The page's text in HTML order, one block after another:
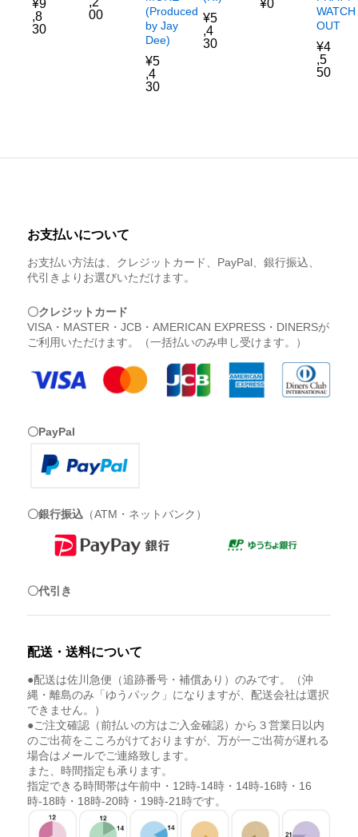
¥9
,8
30
00
(Produced
by Jay
Dee)
¥5
,4
30
¥5
,4
30
¥0
WATCH
OUT
¥4
,5
50
お支払いについて
お支払い方法は、クレジットカード、PayPal、銀行振込、
代引きよりお選びいただけます。
〇クレジットカード
VISA・MASTER・JCB・AMERICAN EXPRESS・DINERSが
ご利用いただけます。（一括払いのみ申し受けます。）
〇PayPal
〇銀行振込 （ATM・ネットバンク）
〇代引き
配送・送料について
●配送は佐川急便（追跡番号・補償あり）のみです。（沖
縄・離島のみ「ゆうパック」になりますが、配送会社は選択
できません。）
●ご注文確認（前払いの方はご入金確認）から３営業日以内
のご出荷をこころがけておりますが、万が一ご出荷が遅れる
場合はメールでご連絡致します。
また、時間指定も承ります。
指定できる時間帯は午前中・12時-14時・14時-16時・16
時-18時・18時-20時・19時-21時です。